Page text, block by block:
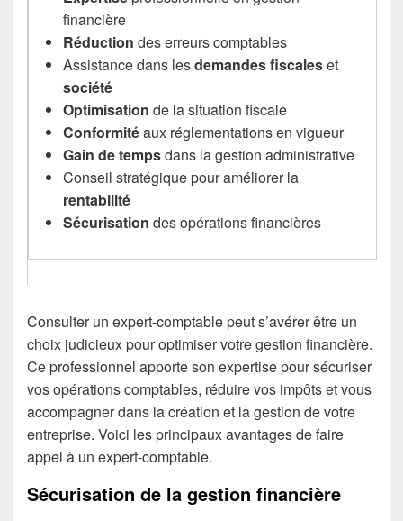
financière
Réduction des erreurs comptables
Assistance dans lesdemandes fiscaleset
société
Optimisation de la situation fiscale
Conformitéaux réglementations en vigueur
Gain de tempsdans la gestion administrative
Conseil stratégique pour améliorer la
rentabilité
Sécurisation des opérations financières
Consulter un expert-comptable peut s’avérer être un
choix judicieux pour optimiser votre gestion financière.
Ce professionnel apporte son expertise pour sécuriser
vos opérations comptables, réduire vos impôts et vous
accompagner dans la création et la gestion de votre
entreprise. Voici les principaux avantages de faire
appel à un expert-comptable.
Sécurisation de la gestion financière